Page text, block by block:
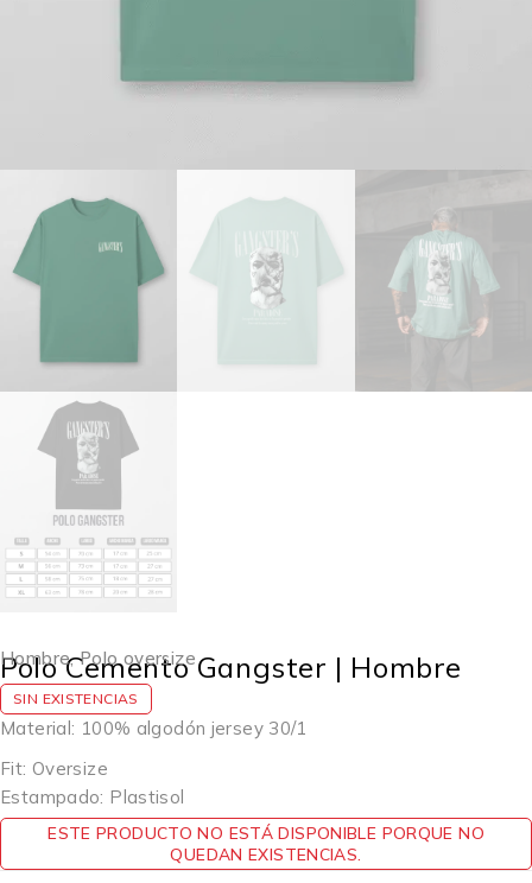
Hombre,Polo oversize
Polo Cemento Gangster | Hombre
SIN EXISTENCIAS
Material: 100% algodón jersey 30/1
Fit: Oversize
Estampado: Plastisol
ESTE PRODUCTO NO ESTÁ DISPONIBLE PORQUE NO
QUEDAN EXISTENCIAS.